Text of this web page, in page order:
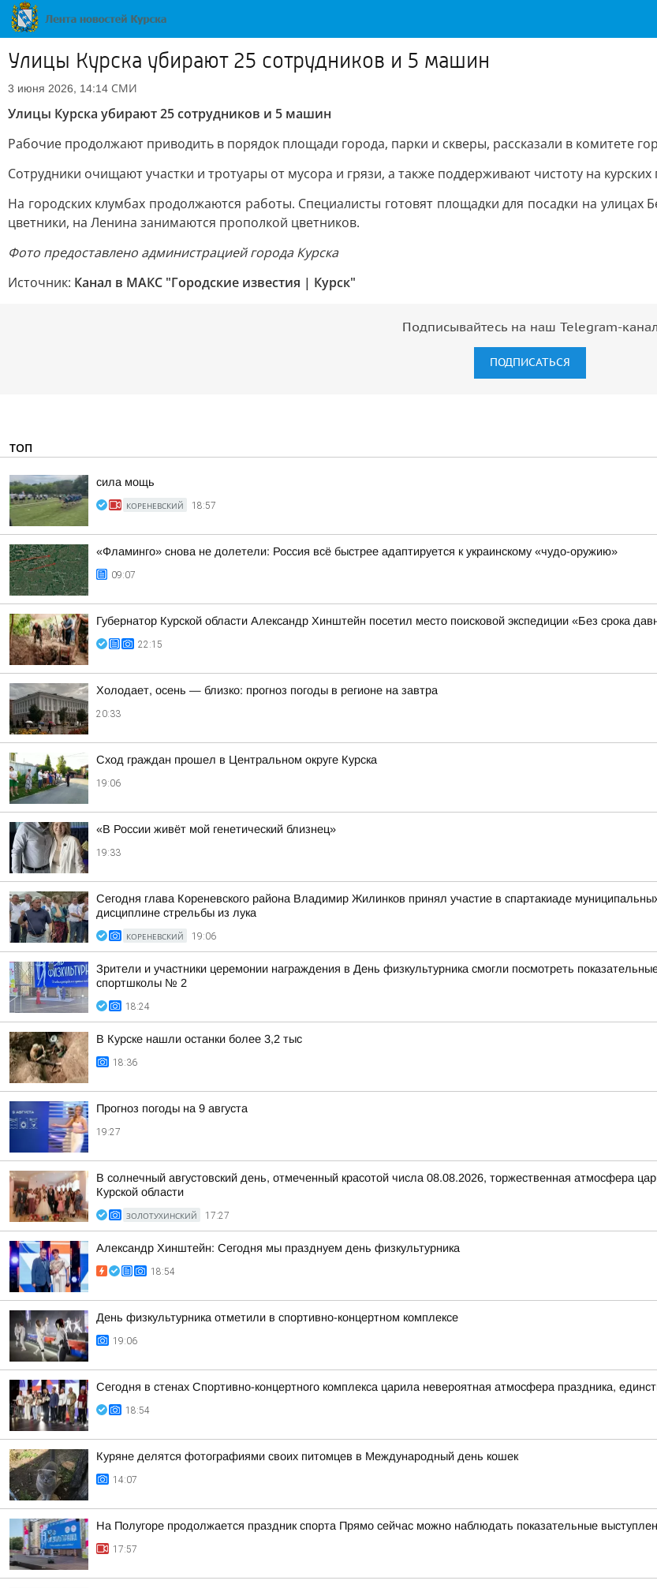
Улицы Курска убирают 25 сотрудников и 5 машин
3 июня 2026, 14:14 СМИ
Улицы Курска убирают 25 сотрудников и 5 машин
Рабочие продолжают приводить в порядок площади города, парки и скверы, рассказали в комитете
Сотрудники очищают участки и тротуары от мусора и грязи, а также поддерживают чистоту на курских
На городских клумбах продолжаются работы. Специалисты готовят площадки для посадки на улицах
цветники, на Ленина занимаются прополкой цветников.
Фото предоставлено администрацией города Курска
Источник: Канал в МАКС "Городские известия | Курск"
Подписывайтесь на наш Telegram-канал
ПОДПИСАТЬСЯ
ТОП
сила мощь
КОРЕНЕВСКИЙ 18:57
«Фламинго» снова не долетели: Россия всё быстрее адаптируется к украинскому «чудо-оружию»
09:07
Губернатор Курской области Александр Хинштейн посетил место поисковой экспедиции «Без срока
22:15
Холодает, осень — близко: прогноз погоды в регионе на завтра
20:33
Сход граждан прошел в Центральном округе Курска
19:06
«В России живёт мой генетический близнец»
19:33
Сегодня глава Кореневского района Владимир Жилинков принял участие в спартакиаде
дисциплине стрельбы из лука
КОРЕНЕВСКИЙ 19:06
Зрители и участники церемонии награждения в День физкультурника смогли посмотреть
спортшколы № 2
18:24
В Курске нашли останки более 3,2 тыс
18:36
Прогноз погоды на 9 августа
19:27
В солнечный августовский день, отмеченный красотой числа 08.08.2026, торжественная атмосфера
Курской области
ЗОЛОТУХИНСКИЙ 17:27
Александр Хинштейн: Сегодня мы празднуем день физкультурника
18:54
День физкультурника отметили в спортивно-концертном комплексе
19:06
Сегодня в стенах Спортивно-концертного комплекса царила невероятная атмосфера праздника,
18:54
Куряне делятся фотографиями своих питомцев в Международный день кошек
14:07
На Полугоре продолжается праздник спорта Прямо сейчас можно наблюдать показательные
17:57